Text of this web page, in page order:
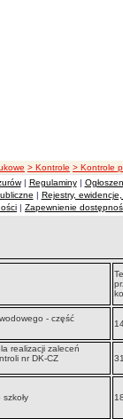
> Kontrole > Kontrole
| Regulaminy|
| Rejestry,
| Zapewnienie
- część
realizacji zaleceń
nr DK-CZ